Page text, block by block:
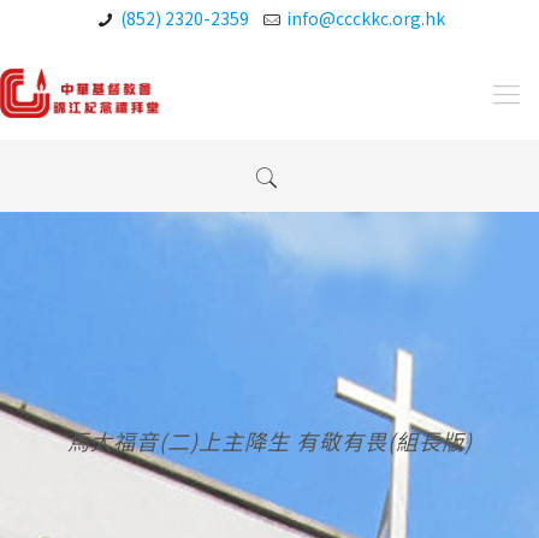
(852) 2320-2359 info@ccckkc.org.hk
馬太福音(二)上主降生 有敬有畏(組長版)